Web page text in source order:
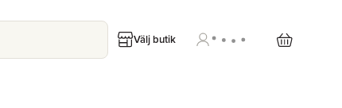
Välj butik